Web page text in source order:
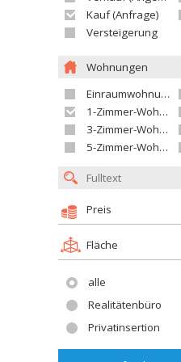
Kauf (Anfrage)
Versteigerung
Wohnungen
Einraumwohnung
1-Zimmer-Wohnung
3-Zimmer-Wohnung
5-Zimmer-Wohnung und größer
Preis
Fläche
alle
Realitätenbüro
Privatinsertion